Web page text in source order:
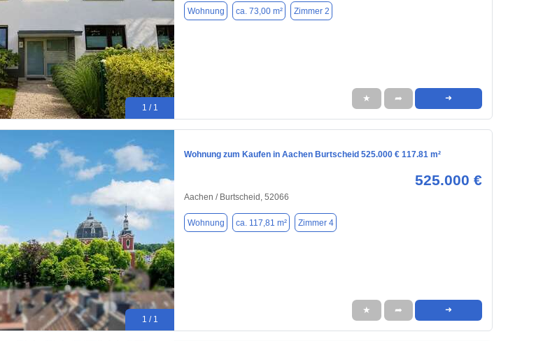
1 / 1
Wohnung ca. 73,00 m² Zimmer 2
★ ➦ ➜
1 / 1
Wohnung zum Kaufen in Aachen Burtscheid 525.000 € 117.81 m²
525.000 €
Aachen / Burtscheid, 52066
Wohnung ca. 117,81 m² Zimmer 4
★ ➦ ➜